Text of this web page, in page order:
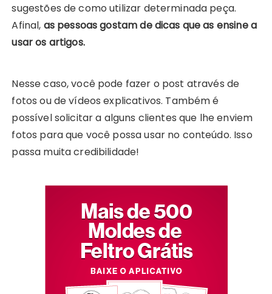
sugestões de como utilizar determinada peça.
Afinal, as pessoas gostam de dicas que as ensine a
usar os artigos.
Nesse caso, você pode fazer o post através de
fotos ou de vídeos explicativos. Também é
possível solicitar a alguns clientes que lhe enviem
fotos para que você possa usar no conteúdo. Isso
passa muita credibilidade!